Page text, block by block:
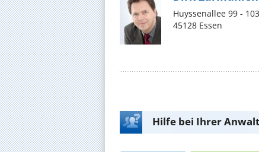
Huyssenallee 99 - 103
45128 Essen
Hilfe bei Ihrer